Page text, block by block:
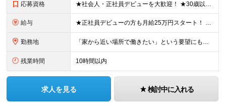
応募資格 ★社会人・正社員デビューを大歓迎！ ★30歳以下限定（※若年層の長期キャリア形成のため） ★学歴・経験一切不問！ -------【採用担当】より------------ 「過去は変えられないけど、未
給与 ★正社員デビューの方も月給25万円スタート！ ★プロジェクト先でインセンティブが出ることもあります◎ ＼未経験1年目想定年収：348万円～468万円／ 月給：25万円～35万円＋交通費全額支給＋資格
勤務地 「家から近い場所で働きたい」という要望にもお応えします！※実例あり ★一都三県（東京都・埼玉県・神奈川県・千葉県）のいずれかの携帯ショップやイベント会場に配属 ■本社 東京都豊島区南池袋2-33-7
残業時間 10時間以内
求人を見る 検討中に入れる